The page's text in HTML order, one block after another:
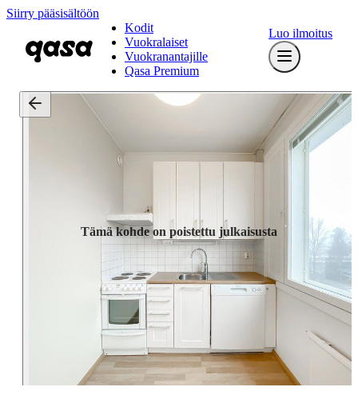
Siirry pääsisältöön
Kodit
Vuokralaiset
Vuokranantajille
Qasa Premium
Luo ilmoitus
Tämä kohde on poistettu julkaisusta